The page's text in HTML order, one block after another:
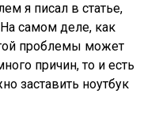
я писал в статье,
самом деле, как
проблемы может
причин, то и есть
заставить ноутбук